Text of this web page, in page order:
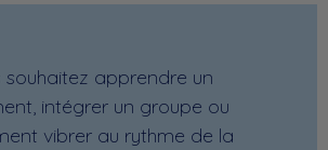
souhaitez apprendre un
intégrer un groupe ou
vibrer au rythme de la